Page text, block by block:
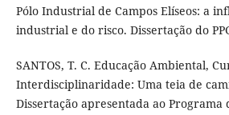
Pólo Industrial de Campos Elíseos: a
industrial e do risco. Dissertação do
SANTOS, T. C. Educação Ambiental,
Interdisciplinaridade: Uma teia de
Dissertação apresentada ao Programa